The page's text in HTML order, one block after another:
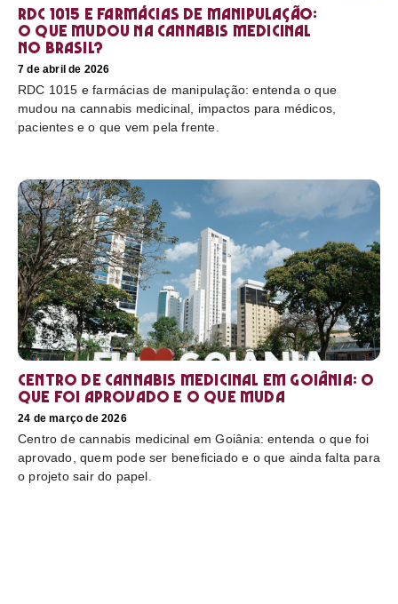
RDC 1015 e farmácias de manipulação:
o que mudou na cannabis medicinal
no Brasil?
7 de abril de 2026
RDC 1015 e farmácias de manipulação: entenda o que
mudou na cannabis medicinal, impactos para médicos,
pacientes e o que vem pela frente.
Centro de cannabis medicinal em Goiânia: o
que foi aprovado e o que muda
24 de março de 2026
Centro de cannabis medicinal em Goiânia: entenda o que foi
aprovado, quem pode ser beneficiado e o que ainda falta para
o projeto sair do papel.